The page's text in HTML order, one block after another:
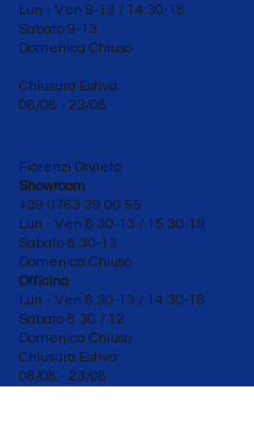
Lun - Ven 9-13 / 14.30-18
Sabato 9-13
Domenica Chiuso
Chiusura Estiva:
08/08 - 23/08
Fiorenzi Orvieto
Showroom
+39 0763 39 00 55
Lun - Ven 8.30-13 / 15.30-19
Sabato 8.30-13
Domenica Chiuso
Officina
Lun - Ven 8.30-13 / 14.30-18
Sabato 8.30 / 12
Domenica Chiuso
Chiusura Estiva:
08/08 - 23/08